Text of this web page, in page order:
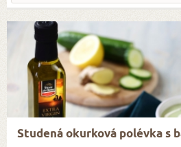
Studená okurková polévka s